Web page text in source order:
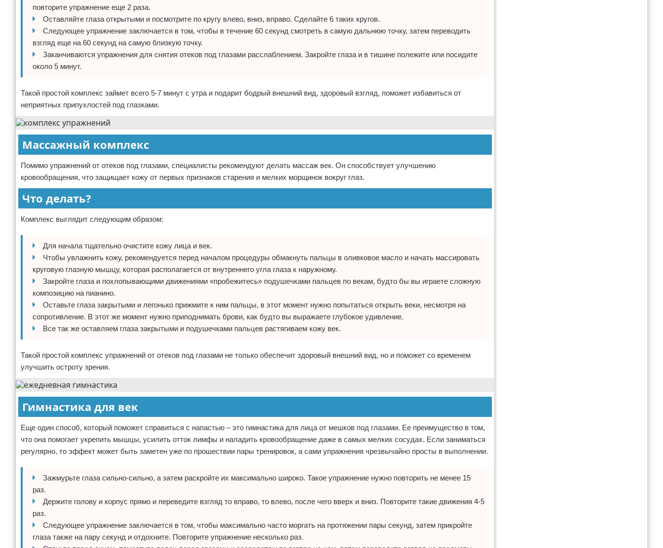
повторите упражнение еще 2 раза.
Оставляйте глаза открытыми и посмотрите по кругу влево, вниз, вправо. Сделайте 6 таких кругов.
Следующее упражнение заключается в том, чтобы в течение 60 секунд смотреть в самую дальнюю точку, затем переводить
взгляд еще на 60 секунд на самую близкую точку.
Заканчиваются упражнения для снятия отеков под глазами расслаблением. Закройте глаза и в тишине полежите или посидите
около 5 минут.
Такой простой комплекс займет всего 5-7 минут с утра и подарит бодрый внешний вид, здоровый взгляд, поможет избавиться от
неприятных припухлостей под глазками.
Массажный комплекс
Помимо упражнений от отеков под глазами, специалисты рекомендуют делать массаж век. Он способствует улучшению
кровообращения, что защищает кожу от первых признаков старения и мелких морщинок вокруг глаз.
Что делать?
Комплекс выглядит следующим образом:
Для начала тщательно очистите кожу лица и век.
Чтобы увлажнить кожу, рекомендуется перед началом процедуры обмакнуть пальцы в оливковое масло и начать массировать
круговую глазную мышцу, которая располагается от внутреннего угла глаза к наружному.
Закройте глаза и похлопывающими движениями «пробежитесь» подушечками пальцев по векам, будто бы вы играете сложную
композицию на пианино.
Оставьте глаза закрытыми и легонько прижмите к ним пальцы, в этот момент нужно попытаться открыть веки, несмотря на
сопротивление. В этот же момент нужно приподнимать брови, как будто вы выражаете глубокое удивление.
Все так же оставляем глаза закрытыми и подушечками пальцев растягиваем кожу век.
Такой простой комплекс упражнений от отеков под глазами не только обеспечит здоровый внешний вид, но и поможет со временем
улучшить остроту зрения.
Гимнастика для век
Еще один способ, который поможет справиться с напастью – это гимнастика для лица от мешков под глазами. Ее преимущество в том,
что она помогает укрепить мышцы, усилить отток лимфы и наладить кровообращение даже в самых мелких сосудах. Если заниматься
регулярно, то эффект может быть заметен уже по прошествии пары тренировок, а сами упражнения чрезвычайно просты в выполнении.
Зажмурьте глаза сильно-сильно, а затем раскройте их максимально широко. Такое упражнение нужно повторить не менее 15
раз.
Держите голову и корпус прямо и переведите взгляд то вправо, то влево, после чего вверх и вниз. Повторите такие движения 4-5
раз.
Следующее упражнение заключается в том, чтобы максимально часто моргать на протяжении пары секунд, затем прикройте
глаза также на пару секунд и отдохните. Повторите упражнение несколько раз.